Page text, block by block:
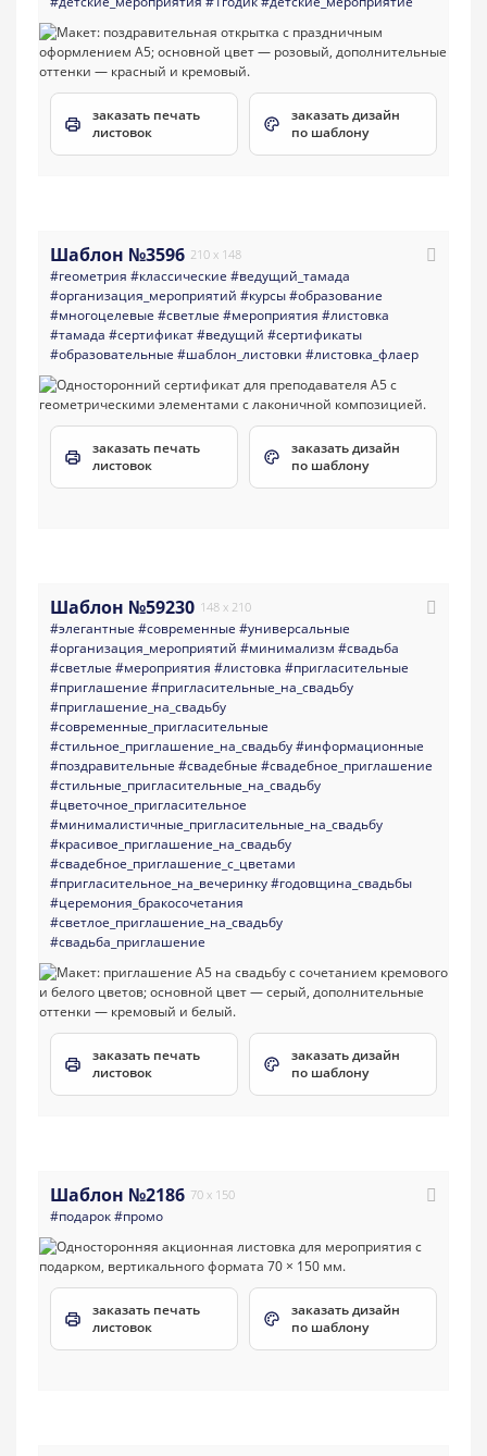
заказать печать
листовок
заказать дизайн
по шаблону
Шаблон №3596 210 x 148
#геометрия #классические #ведущий_тамада
#организация_мероприятий #курсы#образование
#многоцелевые #светлые #мероприятия #листовка
#тамада #сертификат#ведущий #сертификаты
#образовательные #шаблон_листовки #листовка_флаер
заказать печать
листовок
заказать дизайн
по шаблону
Шаблон №59230 148 x 210
#элегантные #современные #универсальные
#организация_мероприятий #минимализм #свадьба
#светлые #мероприятия #листовка #пригласительные
#приглашение #пригласительные_на_свадьбу
#приглашение_на_свадьбу
#современные_пригласительные
#стильное_приглашение_на_свадьбу#информационные
#поздравительные #свадебные #свадебное_приглашение
#стильные_пригласительные_на_свадьбу
#цветочное_пригласительное
#минималистичные_пригласительные_на_свадьбу
#красивое_приглашение_на_свадьбу
#свадебное_приглашение_с_цветами
#пригласительное_на_вечеринку#годовщина_свадьбы
#церемония_бракосочетания
#светлое_приглашение_на_свадьбу
#свадьба_приглашение
заказать печать
листовок
заказать дизайн
по шаблону
Шаблон №2186 70 x 150
#подарок#промо
заказать печать
листовок
заказать дизайн
по шаблону